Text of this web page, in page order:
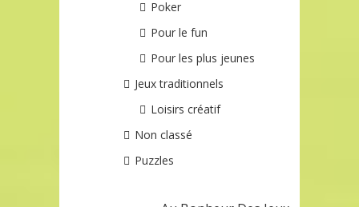
Poker
Pour le fun
Pour les plus jeunes
Jeux traditionnels
Loisirs créatif
Non classé
Puzzles